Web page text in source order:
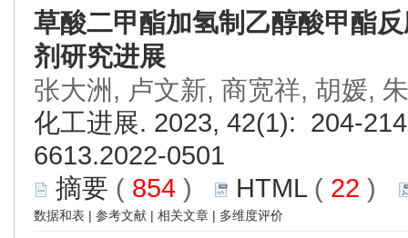
草酸二甲酯加氢制乙醇酸甲酯
剂研究进展
张大洲, 卢文新, 商宽祥, 胡媛,
化工进展. 2023, 42(1): 204-
6613.2022-0501
摘要 ( 854 ) HTML( 22 )
数据和表 | 参考文献 | 相关文章 | 多维度评价